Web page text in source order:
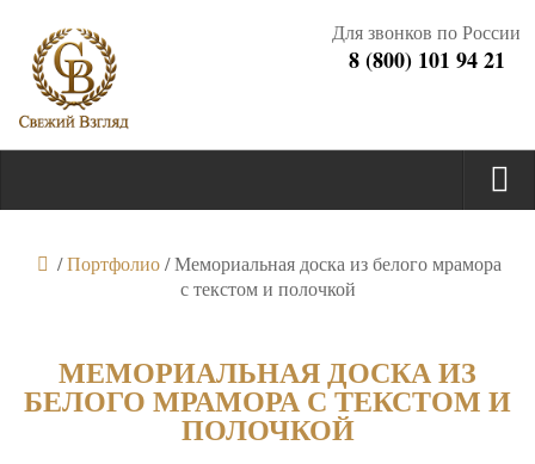
Для звонков по России
8 (800) 101 94 21
/Портфолио/Мемориальная доска из белого мрамора
с текстом и полочкой
МЕМОРИАЛЬНАЯ ДОСКА ИЗ
БЕЛОГО МРАМОРА С ТЕКСТОМ И
ПОЛОЧКОЙ